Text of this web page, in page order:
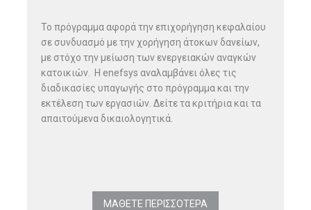
Το πρόγραμμα αφορά την επιχορήγηση κεφαλαίου
σε συνδυασμό με την χορήγηση άτοκων δανείων,
με στόχο την μείωση των ενεργειακών αναγκών
κατοικιών. Η enefsys αναλαμβάνει όλες τις
διαδικασίες υπαγωγής στο πρόγραμμα και την
εκτέλεση των εργασιών. Δείτε τα κριτήρια και τα
απαιτούμενα δικαιολογητικά.
ΜΑΘΕΤΕ ΠΕΡΙΣΣΟΤΕΡΑ